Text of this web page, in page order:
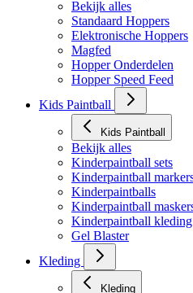
Hoppers
Bekijk alles
Standaard Hoppers
Elektronische Hoppers
Magfed
Hopper Onderdelen
Hopper Speed Feed
Kids Paintball
Kids Paintball
Bekijk alles
Kinderpaintball sets
Kinderpaintball markers
Kinderpaintballs
Kinderpaintball maskers
Kinderpaintball kleding
Gel Blaster